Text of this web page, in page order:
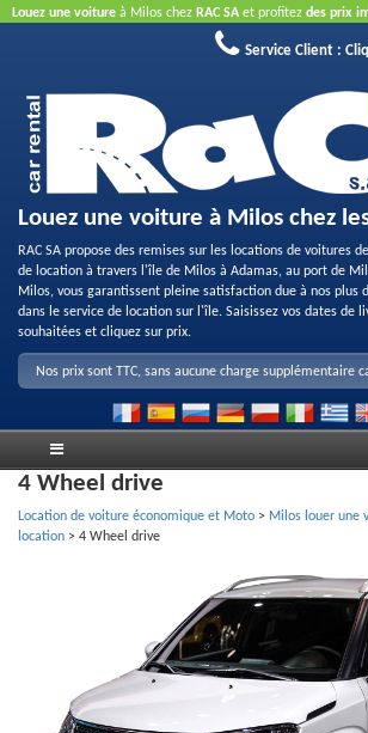
Louez une voiture à Milos chez RAC SA et profitez des prix
de la bonne qualité des véhicules loués
La carte de crédit n'est pas
Service Client :
Louez une voiture à Milos chez
RAC SA propose des remises sur les locations de voitures
de location à travers l'île de Milos à Adamas, au port de
Milos, vous garantissent pleine satisfaction due à nos plus
dans le service de location sur l'île. Saisissez vos dates de
souhaitées et cliquez sur prix.
Nos prix sont TTC, sans aucune charge supplémentaire
4 Wheel drive
Location de voiture économique et Moto > Milos louer une
location > 4 Wheel drive